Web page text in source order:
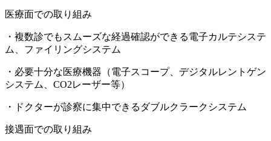
医療面での取り組み
・複数診でもスムーズな経過確認ができる電子カルテシステ
ム、ファイリングシステム
・必要十分な医療機器（電子スコープ、デジタルレントゲン
システム、CO2レーザー等）
・ドクターが診察に集中できるダブルクラークシステム
接遇面での取り組み